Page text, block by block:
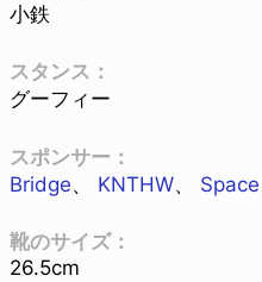
小鉄
スタンス：
グーフィー
スポンサー：
Bridge、 KNTHW、
靴のサイズ：
26.5cm